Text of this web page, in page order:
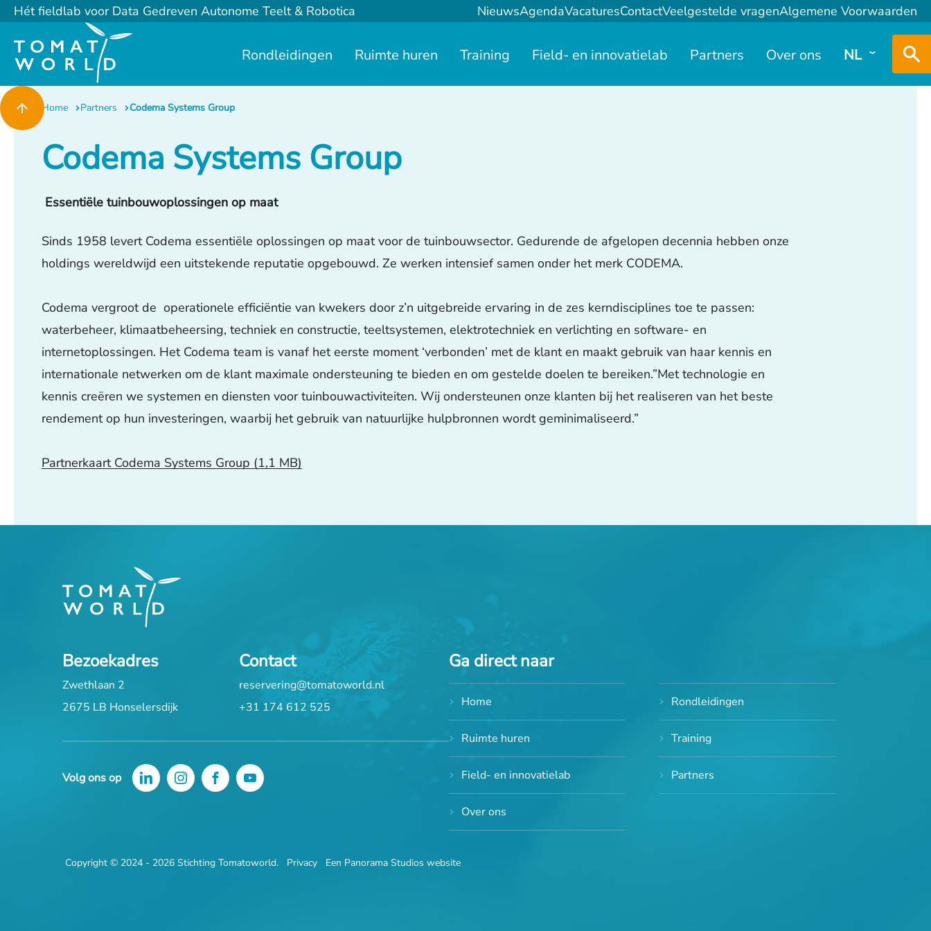
Hét fieldlab voor Data Gedreven Autonome Teelt & Robotica NieuwsAgendaVacaturesContactVeelgestelde vragenAlgemene Voorwaarden
Rondleidingen Ruimte huren Training Field- en innovatielab Partners Over ons NL
Home Partners Codema Systems Group
Codema Systems Group
Essentiële tuinbouwoplossingen op maat
Sinds 1958 levert Codema essentiële oplossingen op maat voor de tuinbouwsector. Gedurende de afgelopen decennia hebben onze
holdings wereldwijd een uitstekende reputatie opgebouwd. Ze werken intensief samen onder het merk CODEMA.
Codema vergroot de operationele efficiëntie van kwekers door z’n uitgebreide ervaring in de zes kerndisciplines toe te passen:
waterbeheer, klimaatbeheersing, techniek en constructie, teeltsystemen, elektrotechniek en verlichting en software- en
internetoplossingen. Het Codema team is vanaf het eerste moment ‘verbonden’ met de klant en maakt gebruik van haar kennis en
internationale netwerken om de klant maximale ondersteuning te bieden en om gestelde doelen te bereiken.”Met technologie en
kennis creëren we systemen en diensten voor tuinbouwactiviteiten. Wij ondersteunen onze klanten bij het realiseren van het beste
rendement op hun investeringen, waarbij het gebruik van natuurlijke hulpbronnen wordt geminimaliseerd.”
Partnerkaart Codema Systems Group (1,1 MB)
Bezoekadres
Zwethlaan 2
2675 LB Honselersdijk
Contact
reservering@tomatoworld.nl
+31 174 612 525
Volg ons op
Ga direct naar
Home Rondleidingen
Ruimte huren Training
Field- en innovatielab Partners
Over ons
Copyright © 2024 - 2026 Stichting Tomatoworld. Privacy Een Panorama Studios website